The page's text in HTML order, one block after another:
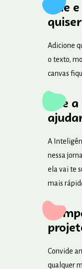
Crie
quiser
Adicione
o texto,
canvas
Use
A
nessa
ela vai te
mais
Convide
qualquer